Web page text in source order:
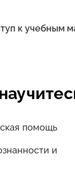
к учебным
помощь
и